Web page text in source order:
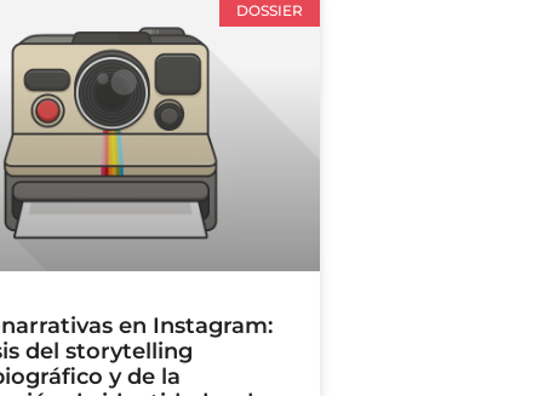
DOSSIER
en Instagram:
del storytelling
y de la